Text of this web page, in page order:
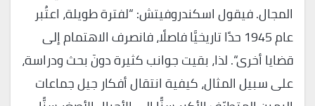
المجال. فيقول اسكندروفيتش: “لفترة طويلة، اعتُبر
عام 1945 حدًا تاريخيَّا فاصلًا، فانصرف الاهتمام إلى
قضايا أخرى“. لذا، بقيت جوانب كثيرة دونَ بحث ودراسة،
على سبيل المثال، كيفية انتقال أفكار جيل جماعات